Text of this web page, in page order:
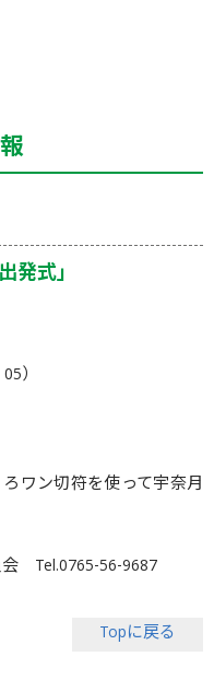
発式」
）
ワン切符を使って宇奈月
Tel.0765-56-9687
Topに戻る